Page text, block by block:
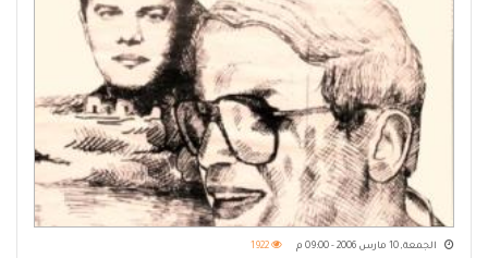
الجمعة, 10 مارس 2006 - 09:00 م 1922